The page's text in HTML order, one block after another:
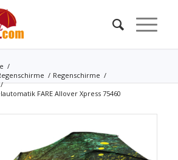
/
/ Regenschirme /
/
FARE Allover Xpress 75460